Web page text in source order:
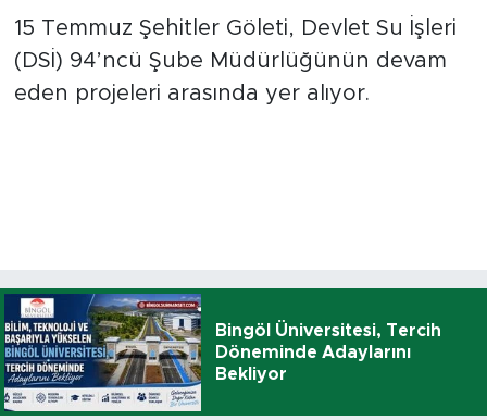
15 Temmuz Şehitler Göleti, Devlet Su İşleri
(DSİ) 94’ncü Şube Müdürlüğünün devam
eden projeleri arasında yer alıyor.
Bingöl Üniversitesi, Tercih
Döneminde Adaylarını
Bekliyor